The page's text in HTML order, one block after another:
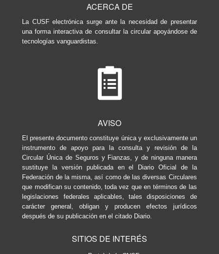
ACERCA DE
La CUSF electrónica surge ante la necesidad de presentar
una forma interactiva de consultar la circular apoyándose de
tecnologías vanguardistas.
AVISO
El presente documento constituye única y exclusivamente un
instrumento de apoyo para la consulta y revisión de la
Circular Única de Seguros y Fianzas, y de ninguna manera
sustituye la versión publicada en el Diario Oficial de la
Federación de la misma, así como de las diversas Circulares
que modifican su contenido, toda vez que en términos de las
legislaciones federales aplicables, tales disposiciones de
carácter general, obligan y producen efectos jurídicos
después de su publicación en el citado Diario.
SITIOS DE INTERÉS